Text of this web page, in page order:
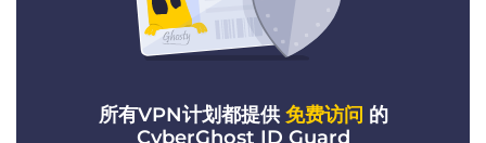
所有VPN计划都提供免费访问 的
CyberGhost ID Guard